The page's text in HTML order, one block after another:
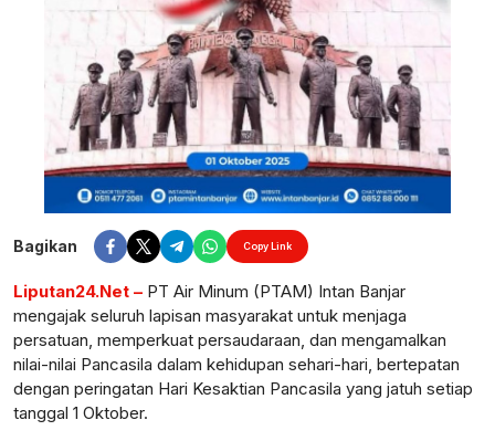
Bagikan Copy Link
Liputan24.Net – PT Air Minum (PTAM) Intan Banjar
mengajak seluruh lapisan masyarakat untuk menjaga
persatuan, memperkuat persaudaraan, dan mengamalkan
nilai-nilai Pancasila dalam kehidupan sehari-hari, bertepatan
dengan peringatan Hari Kesaktian Pancasila yang jatuh setiap
tanggal 1 Oktober.